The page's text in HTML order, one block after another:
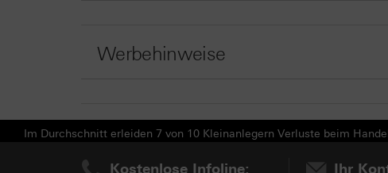
Werbehinweise
Im Durchschnitt erleiden 7 von 10 Kleinanlegern Verluste beim
Kostenlose Infoline: Ihr